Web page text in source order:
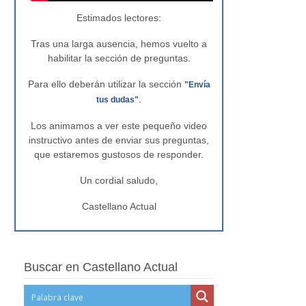
Estimados lectores:
Tras una larga ausencia, hemos vuelto a
habilitar la sección de preguntas.
Para ello deberán utilizar la sección "Envía
tus dudas"
Los animamos a ver este pequeño video
instructivo antes de enviar sus preguntas,
que estaremos gustosos de responder.
Un cordial saludo,
Castellano Actual
Buscar en Castellano Actual